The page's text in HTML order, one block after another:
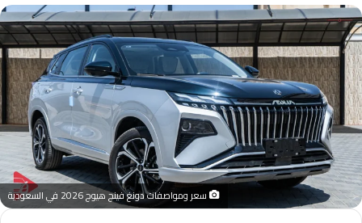
سعر ومواصفات دونغ فينج هيوج 2026 في السعودية